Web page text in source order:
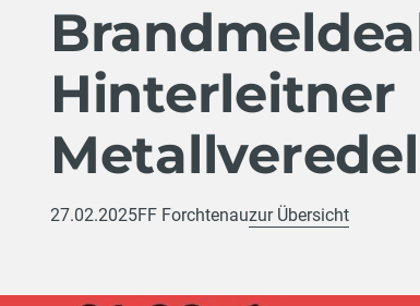
Hinterleitner
27.02.2025FF Forchtenauzur Übersicht